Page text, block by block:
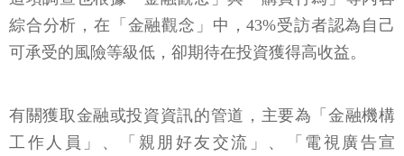
綜合分析，在「金融觀念」中，43%受訪者認為自己
可承受的風險等級低，卻期待在投資獲得高收益。
有關獲取金融或投資資訊的管道，主要為「金融機構
工作人員」、「親朋好友交流」、「電視廣告宣